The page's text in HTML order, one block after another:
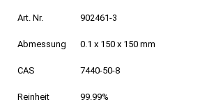
Art. Nr. 902461-3
Abmessung 0.1 x 150 x 150 mm
CAS 7440-50-8
Reinheit
99.99%